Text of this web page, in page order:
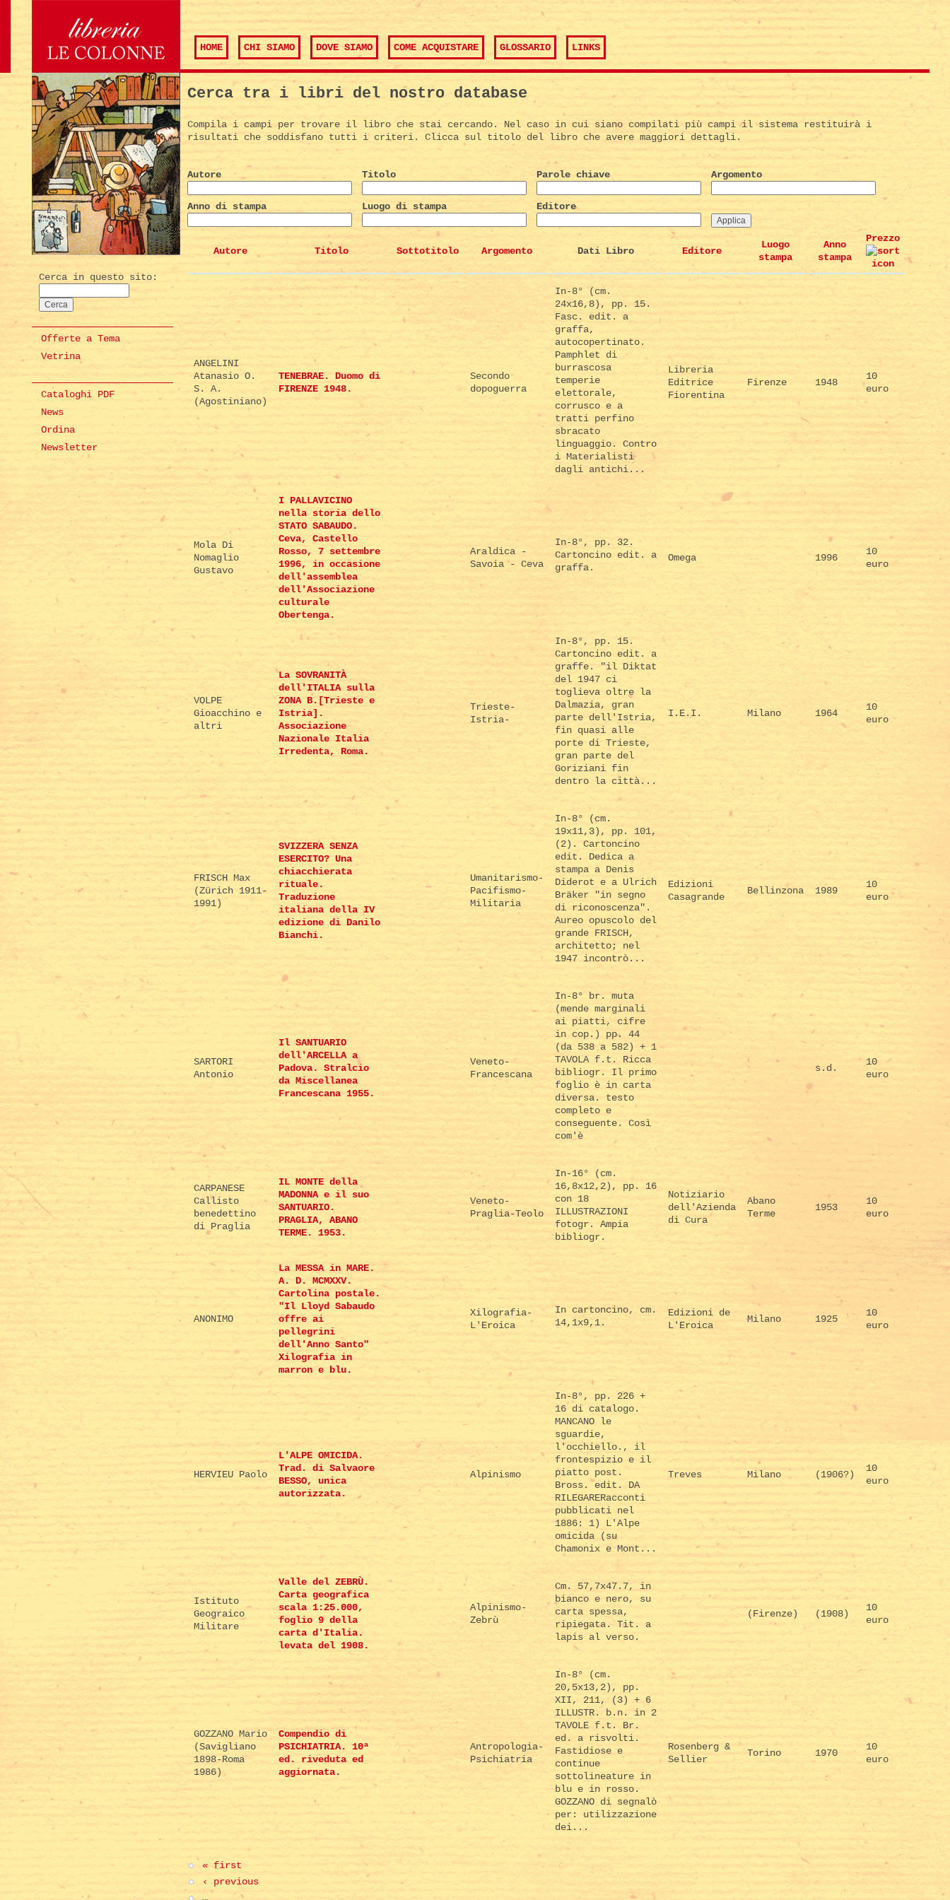
HOME CHI SIAMO DOVE SIAMO COME ACQUISTARE GLOSSARIO LINKS
Cerca in questo sito:
Offerte a Tema
Vetrina
Cataloghi PDF
News
Ordina
Newsletter
Cerca tra i libri del nostro database
Compila i campi per trovare il libro che stai cercando. Nel caso in cui siano compilati più campi il sistema restituirà i
risultati che soddisfano tutti i criteri. Clicca sul titolo del libro che avere maggiori dettagli.
Autore Titolo Parole chiave Argomento
Anno di stampa Luogo di stampa Editore
Autore Titolo Sottotitolo Argomento Dati Libro Editore
Luogo
stampa
Anno
stampa
Prezzo
ANGELINI
Atanasio O.
S. A.
(Agostiniano)
TENEBRAE. Duomo di
FIRENZE 1948.
Secondo
dopoguerra
In-8° (cm.
24x16,8), pp. 15.
Fasc. edit. a
graffa,
autocopertinato.
Pamphlet di
burrascosa
temperie
elettorale,
corrusco e a
tratti perfino
sbracato
linguaggio. Contro
i Materialisti
dagli antichi...
Libreria
Editrice
Fiorentina
Firenze 1948
10
euro
Mola Di
Nomaglio
Gustavo
I PALLAVICINO
nella storia dello
STATO SABAUDO.
Ceva, Castello
Rosso, 7 settembre
1996, in occasione
dell'assemblea
dell'Associazione
culturale
Obertenga.
Araldica -
Savoia - Ceva
In-8°, pp. 32.
Cartoncino edit. a
graffa.
Omega 1996
10
euro
VOLPE
Gioacchino e
altri
La SOVRANITÀ
dell'ITALIA sulla
ZONA B.[Trieste e
Istria].
Associazione
Nazionale Italia
Irredenta, Roma.
Trieste-
Istria-
In-8°, pp. 15.
Cartoncino edit. a
graffe. "il Diktat
del 1947 ci
toglieva oltre la
Dalmazia, gran
parte dell'Istria,
fin quasi alle
porte di Trieste,
gran parte del
Goriziani fin
dentro la città...
I.E.I. Milano 1964
10
euro
FRISCH Max
(Zürich 1911-
1991)
SVIZZERA SENZA
ESERCITO? Una
chiacchierata
rituale.
Traduzione
italiana della IV
edizione di Danilo
Bianchi.
Umanitarismo-
Pacifismo-
Militaria
In-8° (cm.
19x11,3), pp. 101,
(2). Cartoncino
edit. Dedica a
stampa a Denis
Diderot e a Ulrich
Bräker "in segno
di riconoscenza".
Aureo opuscolo del
grande FRISCH,
architetto; nel
1947 incontrò...
Edizioni
Casagrande
Bellinzona 1989
10
euro
SARTORI
Antonio
Il SANTUARIO
dell'ARCELLA a
Padova. Stralcio
da Miscellanea
Francescana 1955.
Veneto-
Francescana
In-8° br. muta
(mende marginali
ai piatti, cifre
in cop.) pp. 44
(da 538 a 582) + 1
TAVOLA f.t. Ricca
bibliogr. Il primo
foglio è in carta
diversa. testo
completo e
conseguente. Così
com'è
s.d.
10
euro
CARPANESE
Callisto
benedettino
di Praglia
IL MONTE della
MADONNA e il suo
SANTUARIO.
PRAGLIA, ABANO
TERME. 1953.
Veneto-
Praglia-Teolo
In-16° (cm.
16,8x12,2), pp. 16
con 18
ILLUSTRAZIONI
fotogr. Ampia
bibliogr.
Notiziario
dell'Azienda
di Cura
Abano
Terme
1953
10
euro
ANONIMO
La MESSA in MARE.
A. D. MCMXXV.
Cartolina postale.
"Il Lloyd Sabaudo
offre ai
pellegrini
dell'Anno Santo"
Xilografia in
marron e blu.
Xilografia-
L'Eroica
In cartoncino, cm.
14,1x9,1.
Edizioni de
L'Eroica
Milano 1925
10
euro
HERVIEU Paolo
L'ALPE OMICIDA.
Trad. di Salvaore
BESSO, unica
autorizzata.
Alpinismo
In-8°, pp. 226 +
16 di catalogo.
MANCANO le
sguardie,
l'occhiello., il
frontespizio e il
piatto post.
Bross. edit. DA
RILEGARERacconti
pubblicati nel
1886: 1) L'Alpe
omicida (su
Chamonix e Mont...
Treves Milano (1906?)
10
euro
Istituto
Geograico
Militare
Valle del ZEBRÙ.
Carta geografica
scala 1:25.000,
foglio 9 della
carta d'Italia.
levata del 1908.
Alpinismo-
Zebrù
Cm. 57,7x47.7, in
bianco e nero, su
carta spessa,
ripiegata. Tit. a
lapis al verso.
(Firenze) (1908)
10
euro
GOZZANO Mario
(Savigliano
1898-Roma
1986)
Compendio di
PSICHIATRIA. 10ª
ed. riveduta ed
aggiornata.
Antropologia-
Psichiatria
In-8° (cm.
20,5x13,2), pp.
XII, 211, (3) + 6
ILLUSTR. b.n. in 2
TAVOLE f.t. Br.
ed. a risvolti.
Fastidiose e
continue
sottolineature in
blu e in rosso.
GOZZANO di segnalò
per: utilizzazione
dei...
Rosenberg &
Sellier
Torino 1970
10
euro
« first
‹ previous